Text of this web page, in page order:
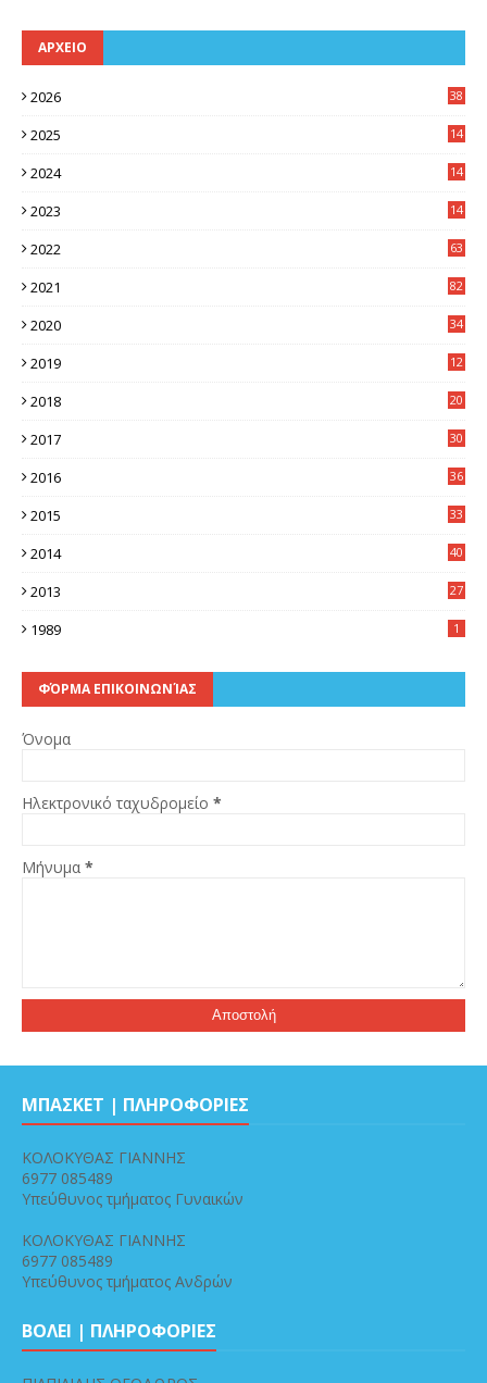
ΑΡΧΕΙΟ
2026 38
2025
14
2024
14
2023
14
2022 63
2021 82
2020 34
2019
12
2018
20
2017
30
2016
36
2015
33
2014
40
2013
27
1989 1
ΦΌΡΜΑ ΕΠΙΚΟΙΝΩΝΊΑΣ
Όνομα
Ηλεκτρονικό ταχυδρομείο *
Μήνυμα *
ΜΠΑΣΚΕΤ | ΠΛΗΡΟΦΟΡΙΕΣ
ΚΟΛΟΚΥΘΑΣ ΓΙΑΝΝΗΣ
6977 085489
Υπεύθυνος τμήματος Γυναικών
ΚΟΛΟΚΥΘΑΣ ΓΙΑΝΝΗΣ
6977 085489
Υπεύθυνος τμήματος Ανδρών
ΒΟΛΕΙ | ΠΛΗΡΟΦΟΡΙΕΣ